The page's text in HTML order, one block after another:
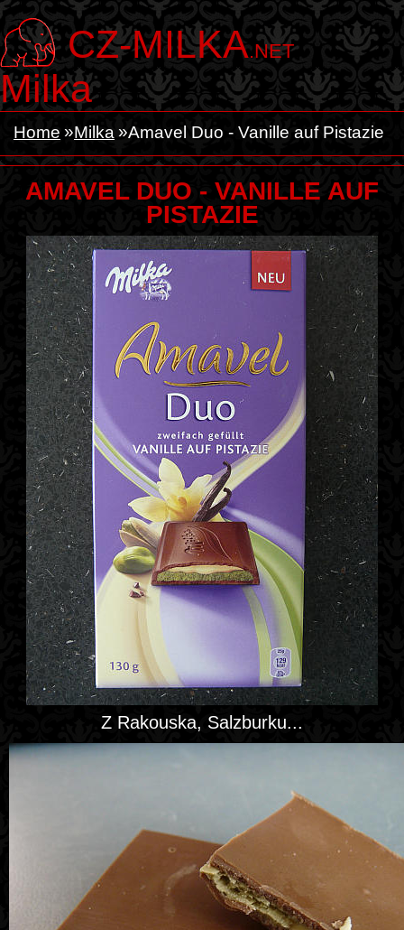
CZ-MILKA.NET
Milka
Home Milka Amavel Duo - Vanille auf Pistazie
AMAVEL DUO - VANILLE AUF
PISTAZIE
Z Rakouska, Salzburku...